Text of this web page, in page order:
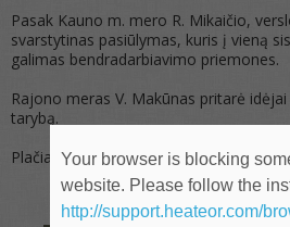
Pasak Kauno m. mero R. Mikaičio,
svarstytinas pasiūlymas, kuris į vieną
galimas bendradarbiavimo priemones.
Rajono meras V. Makūnas pritarė
tarybą.
Plačiau skaitykite birželio mėnesio
Your browser is blocking
website. Please follow the
http://support.heateor.com/